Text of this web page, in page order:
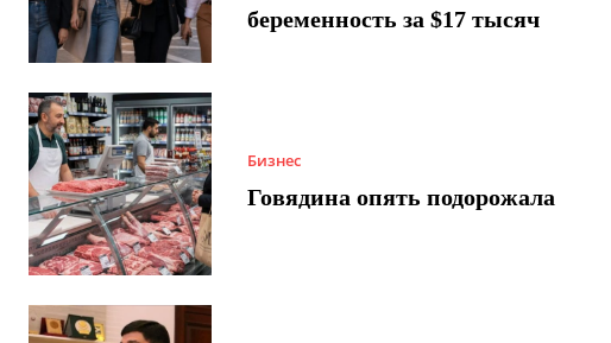
беременность за $17 тысяч
Бизнес
Говядина опять подорожала